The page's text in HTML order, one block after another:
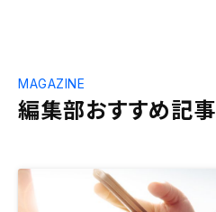
編集部おすすめ記事
MAGAZINE